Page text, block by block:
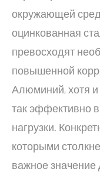
окружающей
оцинкованная
превосходят
повышенной
Алюминий, хотя и
так эффективно
нагрузки.
которыми
важное